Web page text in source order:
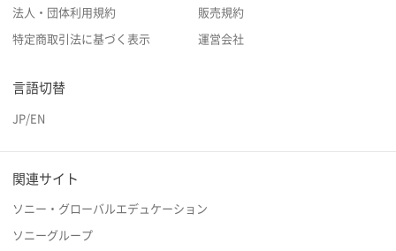
法人・団体利用規約 販売規約
特定商取引法に基づく表示 運営会社
言語切替
JP/EN
関連サイト
ソニー・グローバルエデュケーション
ソニーグループ